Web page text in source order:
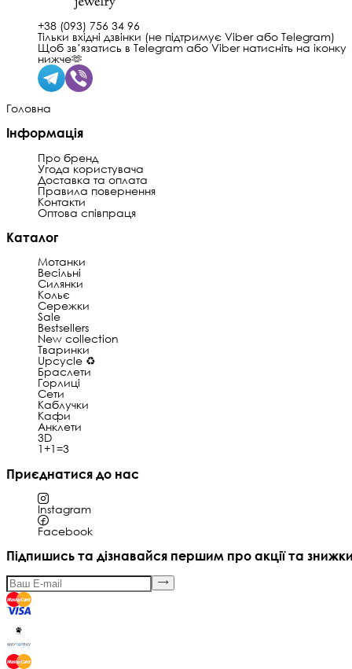
+38 (093) 756 34 96
Тільки вхідні дзвінки (не підтримує Viber або Telegram)
Щоб звʼязатись в Telegram або Viber натисніть на іконку
нижче🫶
Головна
Інформація
Про бренд
Угода користувача
Доставка та оплата
Правила повернення
Контакти
Оптова співпраця
Каталог
Мотанки
Весільні
Силянки
Кольє
Сережки
Sale
Bestsellers
New collection
Тваринки
Upcycle ♻️
Браслети
Горлиці
Сети
Каблучки
Кафи
Анклети
3D
1+1=3
Приєднатися до нас
Instagram
Facebook
Підпишись та дізнавайся першим про акції та